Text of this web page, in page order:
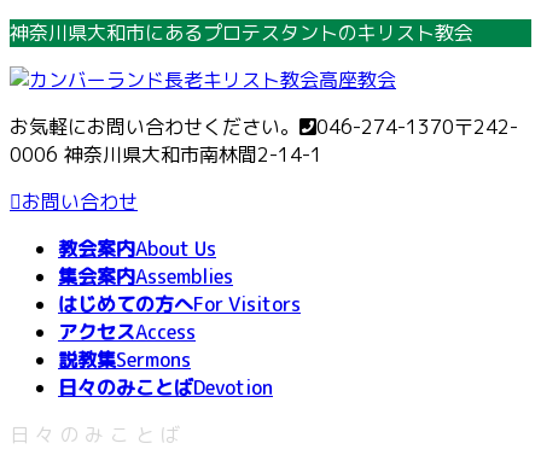
コ
テ
ン
ツ
へ
ス
ナ
ゲ
ー
シ
ョ
ン
神奈川県大和市にあるプロテスタントのキリスト教会
お気軽にお問い合わせください。 046-274-1370〒242-
0006 神奈川県大和市南林間2-14-1
お問い合わせ
教会案内About Us
集会案内Assemblies
はじめての方へFor Visitors
アクセスAccess
説教集Sermons
日々のみことばDevotion
日々のみことば